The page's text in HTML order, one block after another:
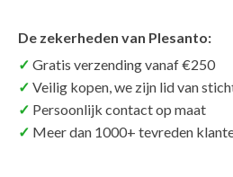
De zekerheden van Plesanto:
Gratis verzending vanaf €250
Veilig kopen, we zijn lid van
Persoonlijk contact op maat
Meer dan 1000+ tevreden